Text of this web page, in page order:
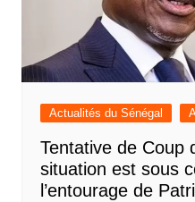
Actualités du Sénégal
Tentative de Coup
situation est sous
l’entourage de